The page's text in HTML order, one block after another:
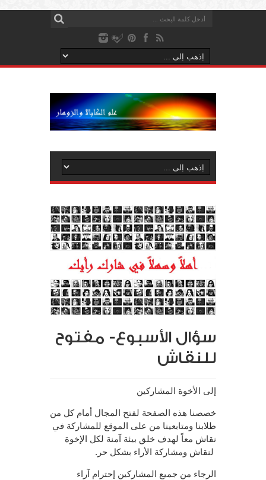
سؤال الأسبوع- مفتوح
للنقاش
إلى الأخوة المشاركين
خصصنا هذه الصفحة لفتح المجال أمام كل من
طلابنا ومتابعينا من على الموقع للمشاركة في
نقاش معاً لهدف خلق بيئة آمنة لكل الإخوة
لنقاش ومشاركة الأراء بشكل حر.
الرجاء من جميع المشاركين إحترام آراء